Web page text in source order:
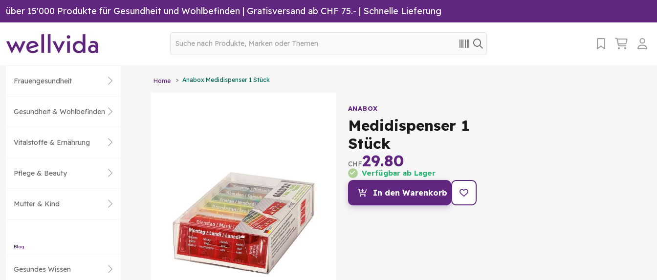
über 15'000 Produkte für Gesundheit und Wohlbefinden | Gratisversand ab CHF 75.- | Schnelle Lieferung
Frauengesundheit
Gesundheit & Wohlbefinden
Vitalstoffe & Ernährung
Pflege & Beauty
Mutter & Kind
Blog
Gesundes Wissen
Home Anabox Medidispenser 1 Stück
ANABOX
Medidispenser 1
Stück
CHF29.80
Verfügbar ab Lager
In den Warenkorb